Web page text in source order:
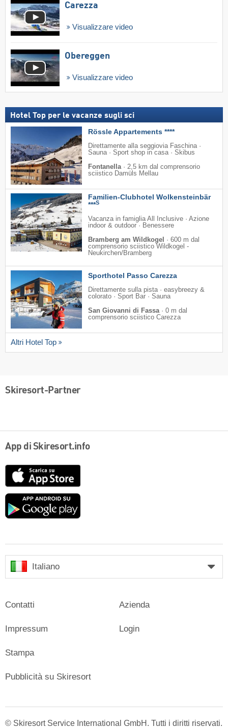
Carezza
Visualizzare video
Obereggen
Visualizzare video
Hotel Top per le vacanze sugli sci
Rössle Appartements ****
Direttamente alla seggiovia Faschina ·
Sauna · Sport shop in casa · Skibus
Fontanella · 2,5 km dal comprensorio
sciistico Damüls Mellau
Familien-Clubhotel Wolkensteinbär
***S
Vacanza in famiglia All Inclusive · Azione
indoor & outdoor · Benessere
Bramberg am Wildkogel
· 600 m dal
comprensorio sciistico Wildkogel -
Neukirchen/​Bramberg
Sporthotel Passo Carezza
Direttamente sulla pista · easybreezy &
colorato · Sport Bar · Sauna
San Giovanni di Fassa· 0 m dal
comprensorio sciistico Carezza
Altri Hotel Top
Skiresort-Partner
App di Skiresort.info
Google
Italiano
Contatti
Impressum
Stampa
Azienda
Login
Pubblicità su Skiresort
© Skiresort Service International GmbH. Tutti i diritti riservati.